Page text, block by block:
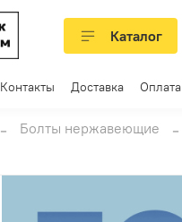
Каталог
Контакты Доставка Оплата
Болты нержавеющие